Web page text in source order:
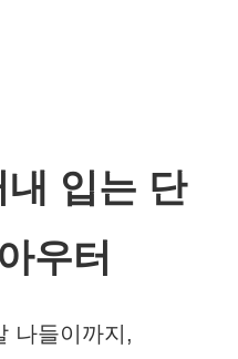
입는 단
우터
나들이까지,